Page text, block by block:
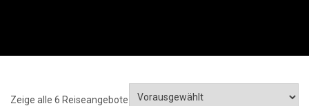
Zeige alle 6 Reiseangebote